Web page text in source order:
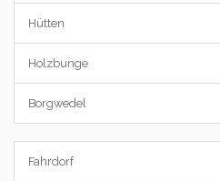
Hütten
Holzbunge
Borgwedel
Fahrdorf